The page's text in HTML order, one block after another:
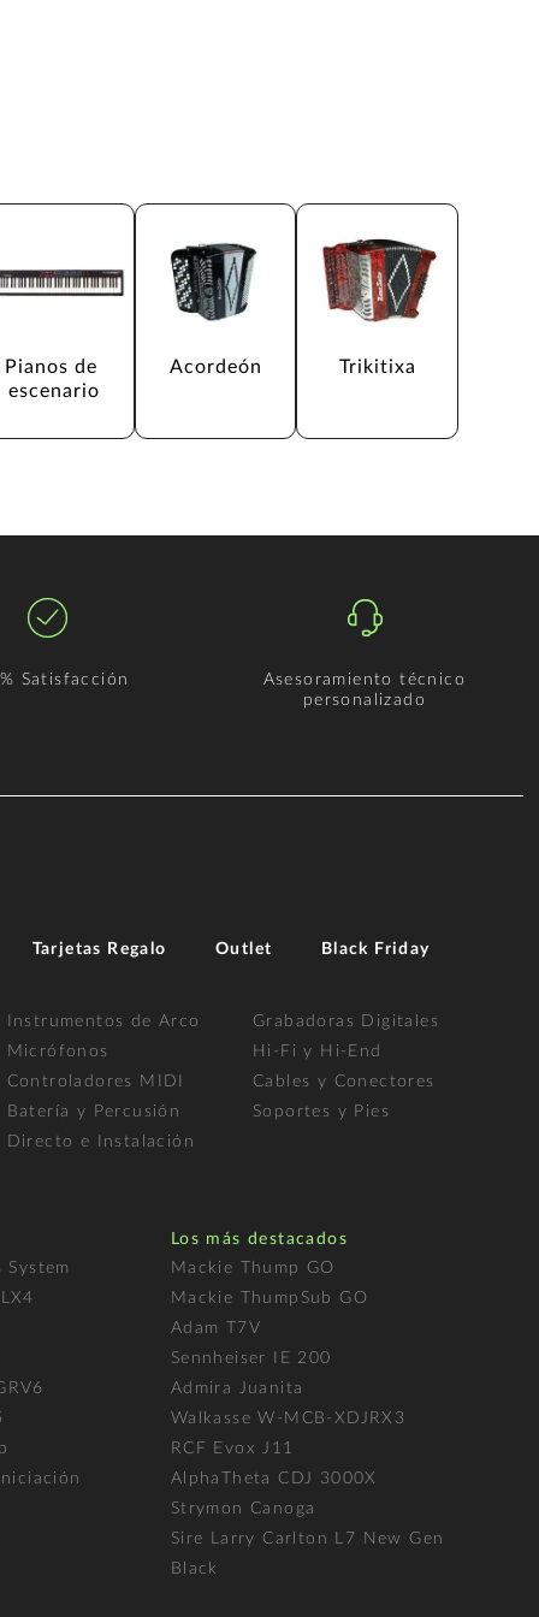
Pianos de
escenario
Acordeón Trikitixa
Satisfacción
Asesoramiento técnico
personalizado
Tarjetas Regalo Outlet Black Friday
Instrumentos de Arco
Micrófonos
Controladores MIDI
Batería y Percusión
Directo e Instalación
Grabadoras Digitales
Hi-Fi y Hi-End
Cables y Conectores
Soportes y Pies
Los más destacados
Mackie Thump GO
Mackie ThumpSub GO
Adam T7V
Sennheiser IE 200
Admira Juanita
Walkasse W-MCB-XDJRX3
RCF Evox J11
AlphaTheta CDJ 3000X
Strymon Canoga
Sire Larry Carlton L7 New Gen
Black